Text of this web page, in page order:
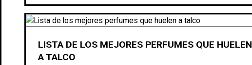
LISTA DE LOS MEJORES PERFUMES QUE HUELEN
A TALCO